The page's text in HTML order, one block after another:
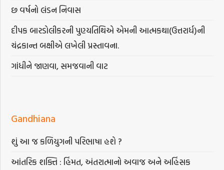
છ વર્ષનો લંડન નિવાસ
દીપક બારડોલીકરની પુણ્યતિથિએ એમની આત્મકથા(ઉત્તરાર્ધ)ની
ચંદ્રકાન્ત બક્ષીએ લખેલી પ્રસ્તાવના.
ગાંધીને જાણવા, સમજવાની વાટ
Gandhiana
શું આ જ કળિયુગની પરિભાષા હશે ?
આંતરિક શક્તિ : હિંમત, અંતરાત્માનો અવાજ અને અહિંસક